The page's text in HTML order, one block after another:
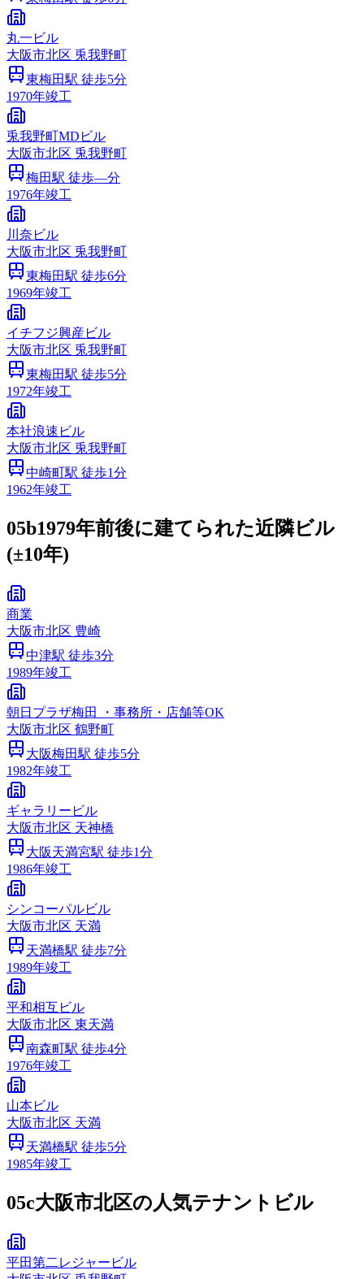
丸一ビル
大阪市北区 兎我野町
東梅田駅 徒歩5分
1970年竣工
兎我野町MDビル
大阪市北区 兎我野町
梅田駅 徒歩—分
1976年竣工
川奈ビル
大阪市北区 兎我野町
東梅田駅 徒歩6分
1969年竣工
イチフジ興産ビル
大阪市北区 兎我野町
東梅田駅 徒歩5分
1972年竣工
本社浪速ビル
大阪市北区 兎我野町
中崎町駅 徒歩1分
1962年竣工
05b1979年前後に建てられた近隣ビル
(±10年)
商業
大阪市北区 豊崎
中津駅 徒歩3分
1989年竣工
朝日プラザ梅田 ・事務所・店舗等OK
大阪市北区 鶴野町
大阪梅田駅 徒歩5分
1982年竣工
ギャラリービル
大阪市北区 天神橋
大阪天満宮駅 徒歩1分
1986年竣工
シンコーパルビル
大阪市北区 天満
天満橋駅 徒歩7分
1989年竣工
平和相互ビル
大阪市北区 東天満
南森町駅 徒歩4分
1976年竣工
山本ビル
大阪市北区 天満
天満橋駅 徒歩5分
1985年竣工
05c大阪市北区の人気テナントビル
平田第二レジャービル